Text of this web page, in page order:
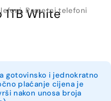
, Pametni telefoni
White
gotovinsko i jednokratno
plaćanje cijena je
nakon unosa broja